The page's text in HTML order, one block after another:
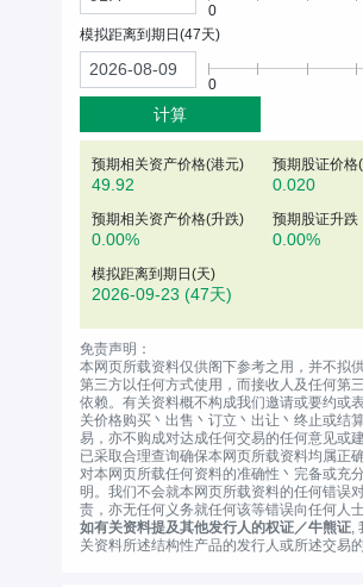
0
模拟距离到期日(47天)
0
计算
预期相关资产价格(港元)
49.92
预期股证价格
0.020
预期相关资产价格(升跌)
0.00%
预期股证升跌
0.00%
模拟距离到期日(天)
2026-09-23 (47天)
免责声明：
本网页所载资料仅供阁下参考之用，并不拟
第三方以任何方式使用，而接收人及任何第
依赖。有关资料概不构成我们邀请或要约或
关价格购买丶出售丶订立丶出让丶终止或结
易，亦不购成对达成任何交易的任何意见或
已采取合理查询确保本网页所载资料均属正
对本网页所载任何资料的准确性丶完备或充
明。我们不会就本网页所载资料的任何错误
责，亦无任何义务就任何该等错误向任何人士
如有关资料提及其他发行人的权证／牛熊证,
关资料所述结构性产品的发行人或所述交易的